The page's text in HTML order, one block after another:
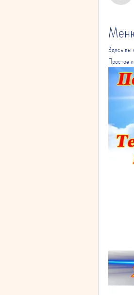
Здесь вы
Простое